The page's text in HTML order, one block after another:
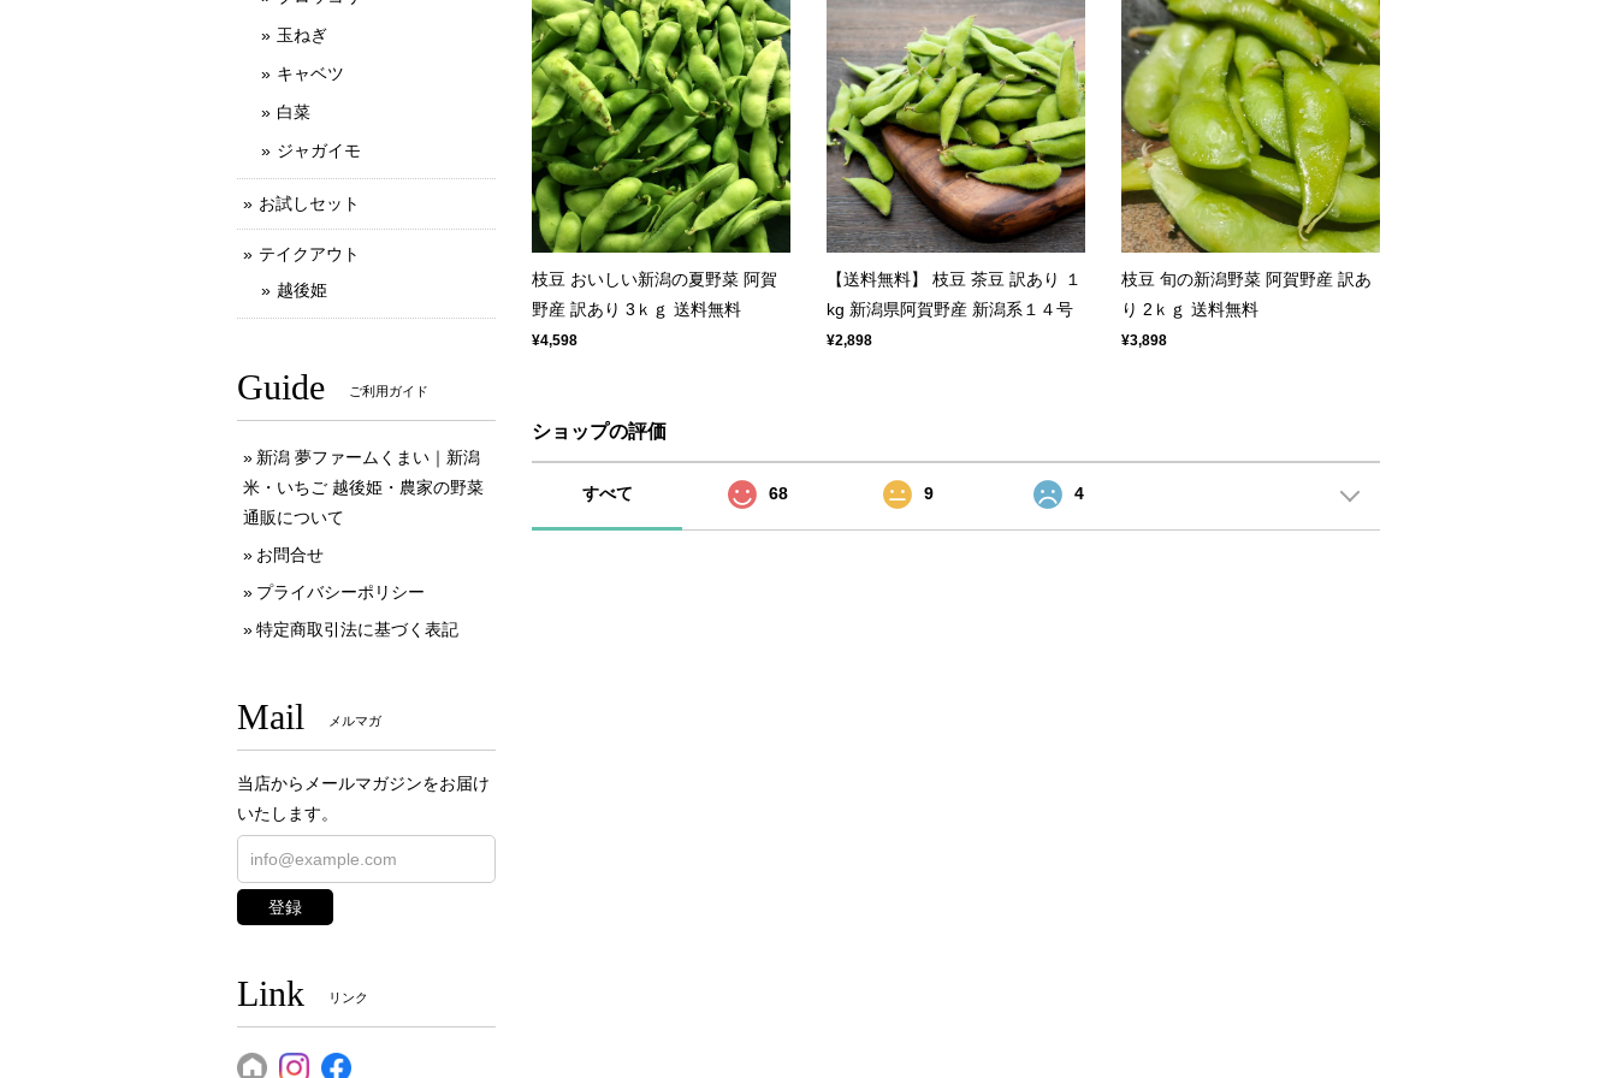
枝豆 おいしい新潟の夏野菜 阿賀
野産 訳あり 3ｋｇ 送料無料
¥4,598
【送料無料】 枝豆 茶豆 訳あり １
kg 新潟県阿賀野産 新潟系１４号
¥2,898
枝豆 旬の新潟野菜 阿賀野産 訳あ
り 2ｋｇ 送料無料
¥3,898
ショップの評価
すべて 68 9 4
玉ねぎ
キャベツ
白菜
ジャガイモ
お試しセット
テイクアウト
越後姫
Guide ご利用ガイド
新潟 夢ファームくまい｜新潟
米・いちご 越後姫・農家の野菜
通販について
お問合せ
プライバシーポリシー
特定商取引法に基づく表記
Mail メルマガ
当店からメールマガジンをお届け
いたします。
登録
Link リンク